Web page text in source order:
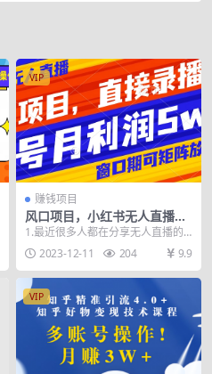
VIP
赚钱项目
风口项目，小红书无人直播带
货，直接录播，可矩阵，月入
5w+
1.最近很多人都在分享无人直播的
玩法，而且很赚钱，的确如此， 2.
但是大家都忽略...
2023-12-11 204 9.9
VIP